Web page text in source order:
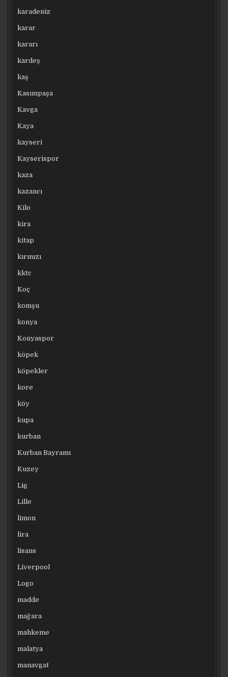
karadeniz
karar
kararı
kardeş
kaş
Kasımpaşa
Kavga
Kaya
kayseri
Kayserispor
kaza
kazancı
Kilo
kira
kitap
kırmızı
kktc
Koç
komşu
konya
Konyaspor
köpek
köpekler
kore
köy
kupa
kurban
Kurban Bayramı
Kuzey
Lig
Lille
limon
lira
lisans
Liverpool
Logo
madde
mağara
mahkeme
malatya
manavgat